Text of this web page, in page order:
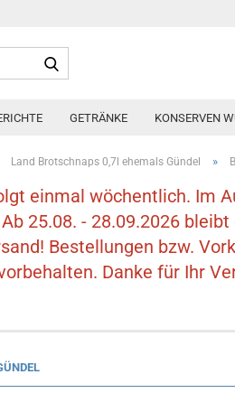
GETRÄNKE KONSERVEN
Land Brotschnaps 0,7l ehemals Gündel »
einmal wöchentlich. Im
25.08. - 28.09.2026
Bestellungen bzw.
Danke für Ihr